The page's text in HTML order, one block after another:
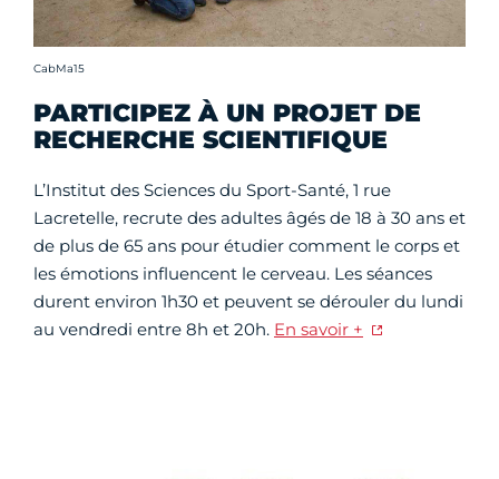
Crédit photo :
CabMa15
PARTICIPEZ À UN PROJET DE
RECHERCHE SCIENTIFIQUE
L’Institut des Sciences du Sport-Santé, 1 rue
Lacretelle, recrute des adultes âgés de 18 à 30 ans et
de plus de 65 ans pour étudier comment le corps et
les émotions influencent le cerveau. Les séances
durent environ 1h30 et peuvent se dérouler du lundi
au vendredi entre 8h et 20h. En savoir +